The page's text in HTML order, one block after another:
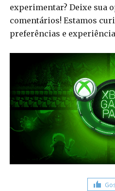
experimentar? Deixe sua
comentários! Estamos
preferências e